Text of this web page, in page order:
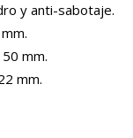
y anti-sabotaje.
mm.
mm.